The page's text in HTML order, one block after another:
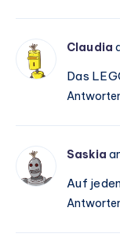
Claudia
Das
Saskia
Auf